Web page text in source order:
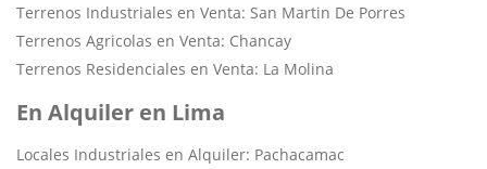
Terrenos Industriales en Venta: San Martin De Porres
Terrenos Agricolas en Venta: Chancay
Terrenos Residenciales en Venta: La Molina
En Alquiler en Lima
Locales Industriales en Alquiler: Pachacamac